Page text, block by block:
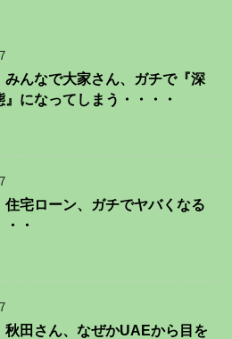
みんなで大家さん、ガチで『深
』になってしまう・・・・
住宅ローン、ガチでヤバくなる
・
秋田さん、なぜかUAEから目を